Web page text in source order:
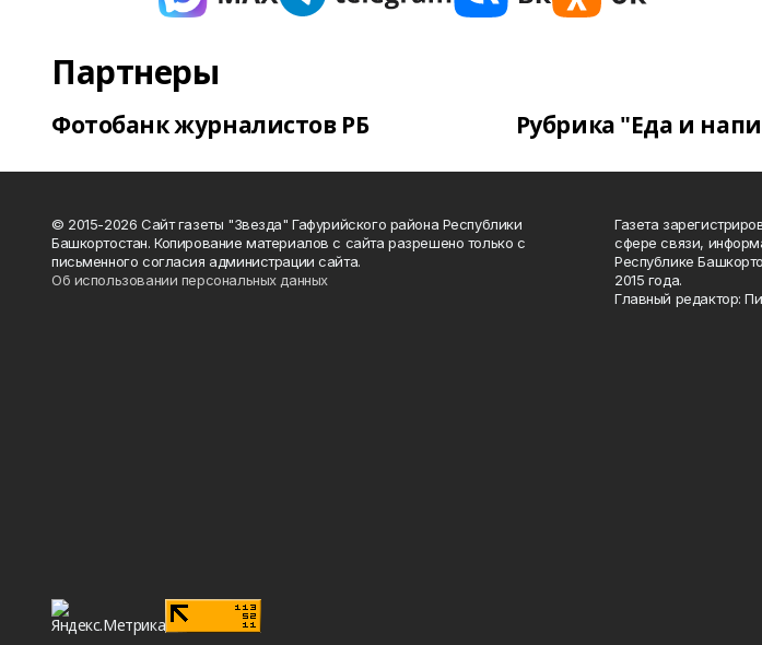
Партнеры
Фотобанк журналистов РБ Рубрика "Еда и
© 2015-2026 Сайт газеты "Звезда" Гафурийского района Республики
Башкортостан. Копирование материалов с сайта разрешено только с
письменного согласия администрации сайта.
Об использовании персональных данных
Газета
сфере связи,
Республике
2015 года.
Главный редактор: